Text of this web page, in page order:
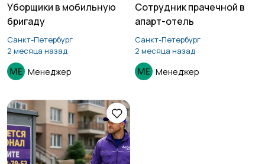
Уборщики в мобильную
бригаду
Санкт-Петербург
2 месяца назад
Менеджер
Сотрудник прачечной в
апарт-отель
Санкт-Петербург
2 месяца назад
Менеджер